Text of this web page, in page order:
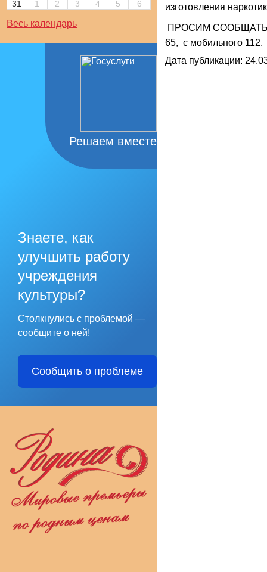
31
1 2 3 4 5 6
Весь календарь
Решаем вместе
Знаете, как
улучшить работу
учреждения
культуры?
Столкнулись с проблемой —
сообщите о ней!
Сообщить о проблеме
изготовления
ПРОСИМ СООБЩАТЬ
65, с мобильного 112.
Дата публикации: